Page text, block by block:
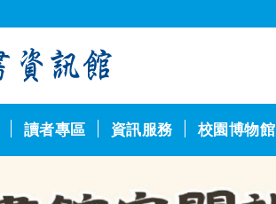
讀者專區 資訊服務 校園博物館